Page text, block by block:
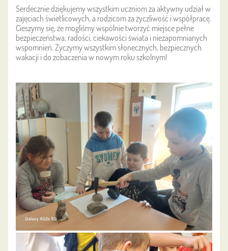
Serdecznie dziękujemy wszystkim uczniom za aktywny udział w
zajęciach świetlicowych, a rodzicom za życzliwość i współpracę.
Cieszymy się, że mogliśmy wspólnie tworzyć miejsce pełne
bezpieczeństwa, radości, ciekawości świata i niezapomnianych
wspomnień. Życzymy wszystkim słonecznych, bezpiecznych
wakacji i do zobaczenia w nowym roku szkolnym!